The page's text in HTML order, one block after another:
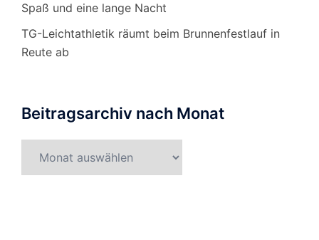
Spaß und eine lange Nacht
TG-Leichtathletik räumt beim Brunnenfestlauf in
Reute ab
Beitragsarchiv nach Monat